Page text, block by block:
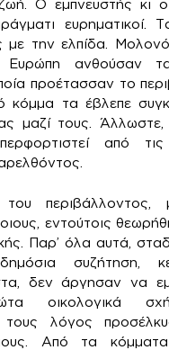
Ο εμπνευστής κι
ευρηματικοί.
με την ελπίδα.
Ευρώπη ανθούσαν
προέτασσαν το
κόμμα τα έβλεπε
μαζί τους.
από τις
περιβάλλοντος,
εντούτοις
Παρ’ όλα αυτά,
συζήτηση,
δεν άργησαν να
οικολογικά
τους λόγος
Από τα κόμματα